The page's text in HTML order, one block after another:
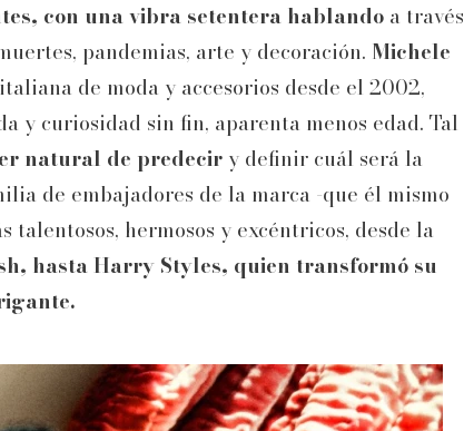
con una vibra setentera hablando a través
pandemias, arte y decoración. Michele
de moda y accesorios desde el 2002,
y curiosidad sin fin, aparenta menos edad. Tal
natural de predecir y definir cuál será la
de embajadores de la marca -que él mismo
hermosos y excéntricos, desde la
hasta Harry Styles, quien transformó su